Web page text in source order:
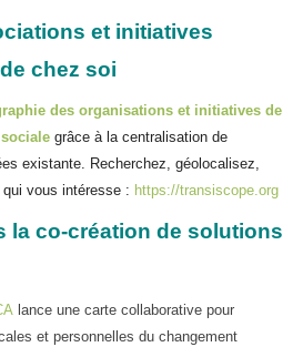
et initiatives
chez soi
des organisations et initiatives de
grâce à la centralisation de
existante. Recherchez, géolocalisez,
vous intéresse : https://transiscope.org
la co-création de solutions
lance une carte collaborative pour
et personnelles du changement